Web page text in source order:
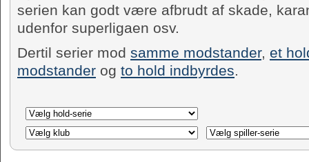
serien kan godt være afbrudt af skade,
udenfor superligaen osv.
Dertil serier mod samme modstander, et
modstander og to hold indbyrdes.